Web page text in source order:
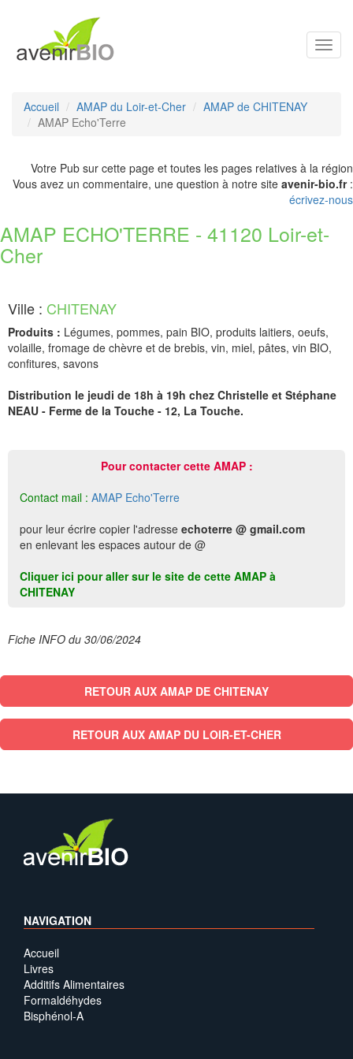
Accueil AMAP du Loir-et-Cher
AMAP de CHITENAY
AMAP Echo'Terre
Votre Pub sur cette page et toutes les pages relatives à la région
Vous avez un commentaire, une question à notre site avenir-bio.fr:
écrivez-nous
AMAP ECHO'TERRE - 41120 Loir-et-
Cher
Ville : CHITENAY
Produits : Légumes, pommes, pain BIO, produits laitiers, oeufs,
volaille, fromage de chèvre et de brebis, vin, miel, pâtes, vin BIO,
confitures, savons
Distribution le jeudi de 18h à 19h chez Christelle et Stéphane
NEAU - Ferme de la Touche - 12, La Touche.
Pour contacter cette AMAP :
Contact mail : AMAP Echo'Terre
pour leur écrire copier l'adresse echoterre @ gmail.com
en enlevant les espaces autour de @
Cliquer ici pour aller sur le site de cette AMAP à
CHITENAY
Fiche INFO du 30/06/2024
RETOUR AUX AMAP DE CHITENAY
RETOUR AUX AMAP DU LOIR-ET-CHER
NAVIGATION
Accueil
Livres
Additifs Alimentaires
Formaldéhydes
Bisphénol-A